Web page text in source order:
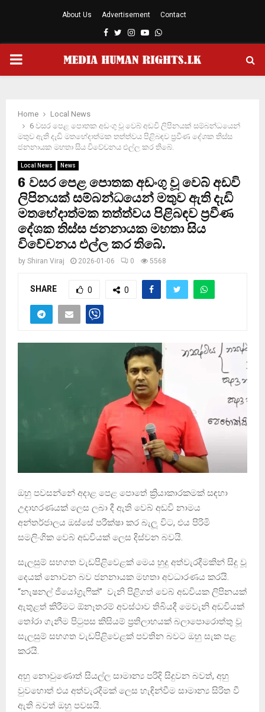
About Us Advertisement Contact
Facebook
TwitterInstagram
YoutubeWhatsapp
PRIMARY
Home
Local News
6 වසර පෙළ පොතක අඩංගු වූ වෙබ් අඩවි ලිපිනයක් සම්බන්ධයෙන්
මතුව ඇති දැඩි මතභේදාත්මක තත්ත්වය පිළිබඳව ප්‍රවීණ දේශක තිස්ස
ජනනායක මහතා සිය විවේචනය එල්ල කර තිබේ.
Local News News
6 වසර පෙළ පොතක අඩංගු වූ වෙබ් අඩවි
ලිපිනයක් සම්බන්ධයෙන් මතුව ඇති දැඩි
මතභේදාත්මක තත්ත්වය පිළිබඳව ප්‍රවීණ
දේශක තිස්ස ජනනායක මහතා සිය
විවේචනය එල්ල කර තිබේ.
by Shiran Viraj 2026-01-06 0 5568
SHARE 0 0
ඔහු පවසන්නේ අදාළ පෙළ පොතේ ක්‍රියාකාරකමක් සඳහා
උදාහරණයක් ලෙස ලබා දී ඇති වෙබ් අඩවි නාමය
අන්තර්ජාලය ඔස්සේ පරීක්ෂා කර බැලූ විට, එය පිරිමි
සමලිංගික වෙබ් අඩවියක් ලෙස දිස්වන බවයි.
සැලසුම් සහගත වැඩපිළිවෙළක් මෙය හුදු අත්වැරදීමකින් සිදු වූ
දෙයක් නොවන බව ජනනායක මහතා අවධාරණය කරයි.
“නැෂනල් ජියෝග්‍රැෆික්” වැනි පිළිගත් වෙබ් අඩවියක ලිපිනයක්
ඇතුළත් කිරීමට ඕනෑතරම් අවස්ථාව තිබියදී මෙවැනි අඩවියක්
තෝරා ගැනීම පිටුපස කිසියම් ප්‍රතිලාභයක් බලාපොරොත්තු වූ
සැලසුම් සහගත වැඩපිළිවෙළක් පවතින බවට ඔහු සැක පළ
කරයි.
අහු නොවුණොත් සියල්ල සාමාන්‍ය පරිදි සිදුවන බවත්, අහු
වුවහොත් එය අත්වැරදීමක් ලෙස හැඳින්වීම සාමාන්‍ය සිරිත වී
ඇති බවත් ඔහු පවසයි.